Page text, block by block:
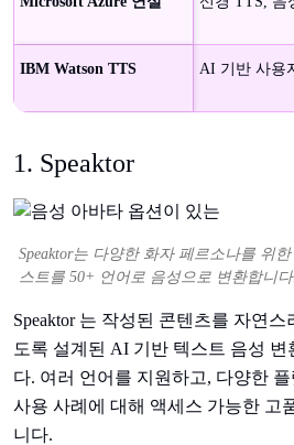
IBM Watson TTS AI 기반 사용
1. Speaktor
Speaktor는 다양한 화자 페르소나를 위
스트를 50+ 언어로 음성으로 변환합니다.
Speaktor 는 작성된 콘텐츠를 자연
도록 설계된 AI 기반 텍스트 음성 변
다. 여러 언어를 지원하고, 다양한
사용 사례에 대해 액세스 가능한 고
니다.